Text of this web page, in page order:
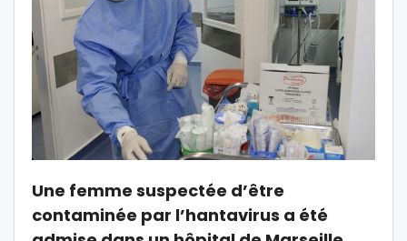
Une femme suspectée d’être
contaminée par l’hantavirus a été